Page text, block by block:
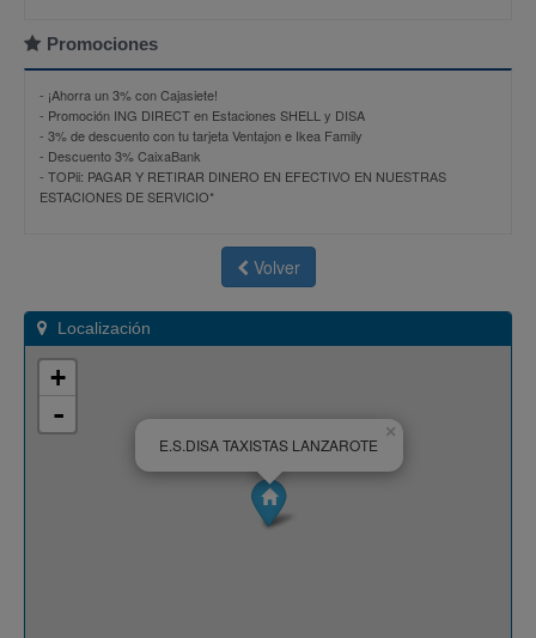
Promociones
- ¡Ahorra un 3% con Cajasiete!
- Promoción ING DIRECT en Estaciones SHELL y DISA
- 3% de descuento con tu tarjeta Ventajon e Ikea Family
- Descuento 3% CaixaBank
- TOPii: PAGAR Y RETIRAR DINERO EN EFECTIVO EN NUESTRAS
ESTACIONES DE SERVICIO*
Volver
Localización
×
E.S.DISA TAXISTAS LANZAROTE
+
-